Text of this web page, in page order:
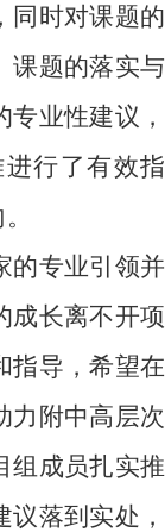
同时对课题的
课题的落实与
业性建议，
行了有效指
的专业引领并
成长离不开项
指导，希望在
力附中高层次
组成员扎实推
落到实处，